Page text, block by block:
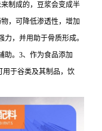
制成的，豆浆会变成半
，可降低渗透性，增加
，并用助于骨质形成。
助。3、作为食品添加
用于谷类及其制品，饮